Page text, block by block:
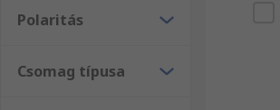
Polaritás
Csomag típusa